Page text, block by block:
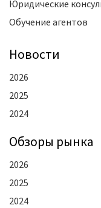
Юридические
Обучение агентов
Новости
2026
2025
2024
Oбзоры рынка
2026
2025
2024